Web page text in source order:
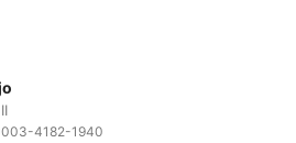
4182-1940